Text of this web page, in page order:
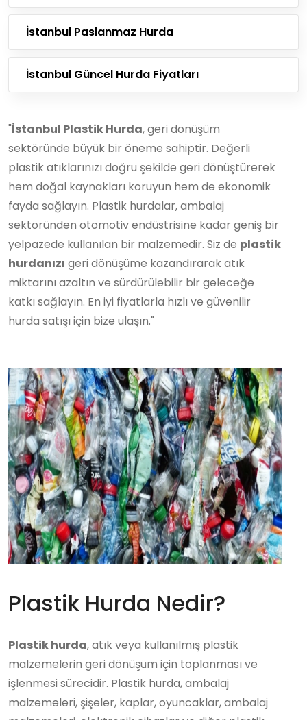
İstanbul Paslanmaz Hurda
İstanbul Güncel Hurda Fiyatları
"İstanbul Plastik Hurda, geri dönüşüm
sektöründe büyük bir öneme sahiptir. Değerli
plastik atıklarınızı doğru şekilde geri dönüştürerek
hem doğal kaynakları koruyun hem de ekonomik
fayda sağlayın. Plastik hurdalar, ambalaj
sektöründen otomotiv endüstrisine kadar geniş bir
yelpazede kullanılan bir malzemedir. Siz de plastik
hurdanızı geri dönüşüme kazandırarak atık
miktarını azaltın ve sürdürülebilir bir geleceğe
katkı sağlayın. En iyi fiyatlarla hızlı ve güvenilir
hurda satışı için bize ulaşın."
Plastik Hurda Nedir?
Plastik hurda, atık veya kullanılmış plastik
malzemelerin geri dönüşüm için toplanması ve
işlenmesi sürecidir. Plastik hurda, ambalaj
malzemeleri, şişeler, kaplar, oyuncaklar, ambalaj